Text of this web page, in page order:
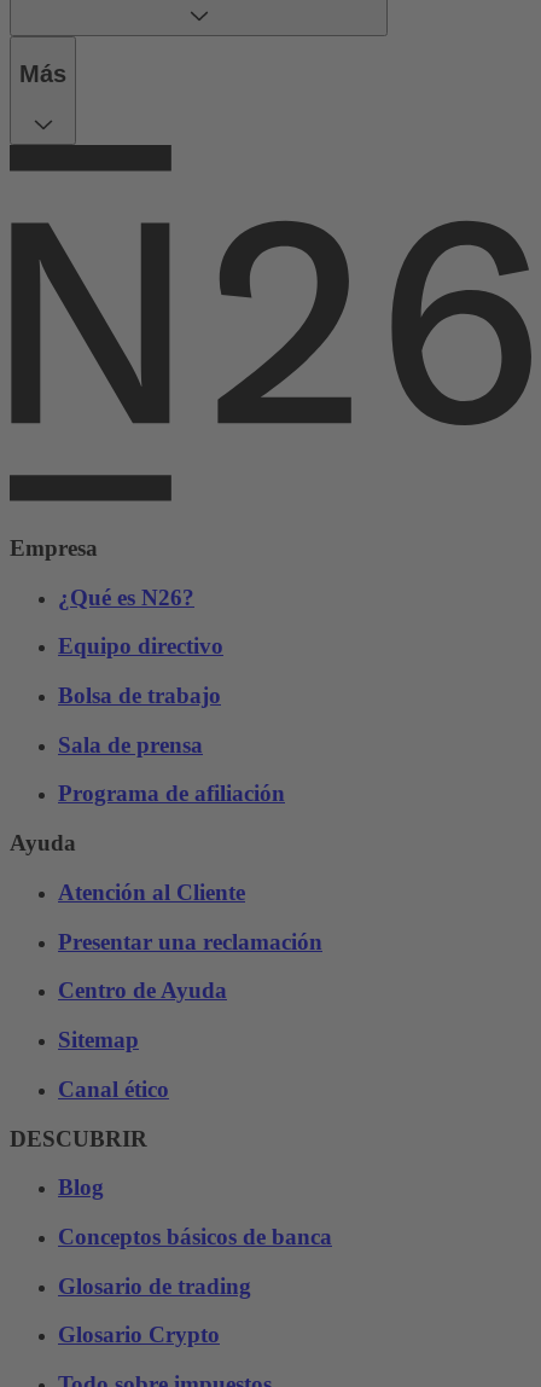
Más
Empresa
¿Qué es N26?
Equipo directivo
Bolsa de trabajo
Sala de prensa
Programa de afiliación
Ayuda
Atención al Cliente
Presentar una reclamación
Centro de Ayuda
Sitemap
Canal ético
DESCUBRIR
Blog
Conceptos básicos de banca
Glosario de trading
Glosario Crypto